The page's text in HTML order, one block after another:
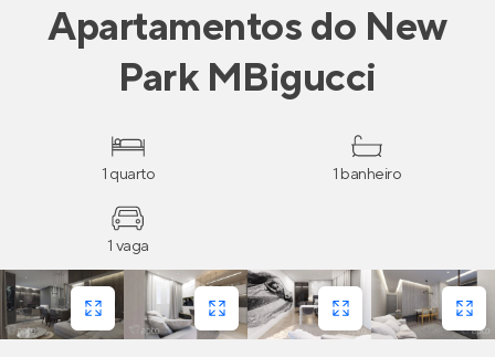
Apartamentosdo New
Park MBigucci
1 quarto 1 banheiro
1 vaga